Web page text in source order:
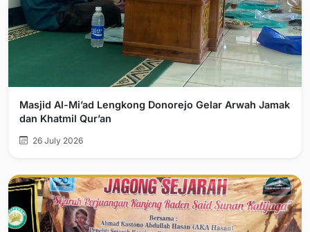
Masjid Al-Mi’ad Lengkong Donorejo Gelar Arwah Jamak
dan Khatmil Qur’an
26 July 2026